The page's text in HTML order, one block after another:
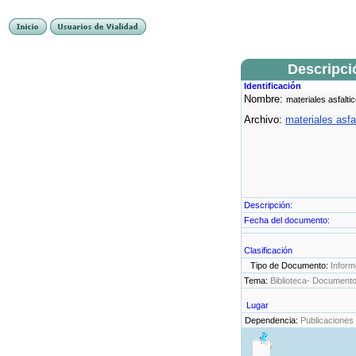
Identificación
Nombre: materiales
Archivo: materiales
Descripción:
Fecha del documento:
Clasificación
Tipo de Documento:
Tema: Biblioteca-
Lugar
Dependencia: Publicaciones